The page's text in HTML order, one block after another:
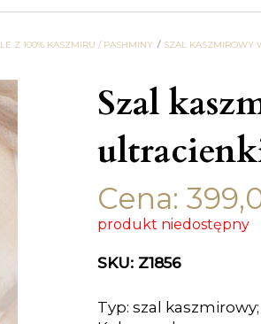
Z 100% KASZMIRU / PASHMINY SZAL KASZMIROWY
Szal
Cena:
produkt niedostępny
SKU: Z1856
Typ: szal kaszmirowy;